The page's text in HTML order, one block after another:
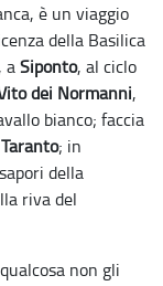
è un viaggio
della Basilica
aSiponto, al ciclo
dei Normanni,
bianco; faccia
Taranto; in
della
riva del
non gli